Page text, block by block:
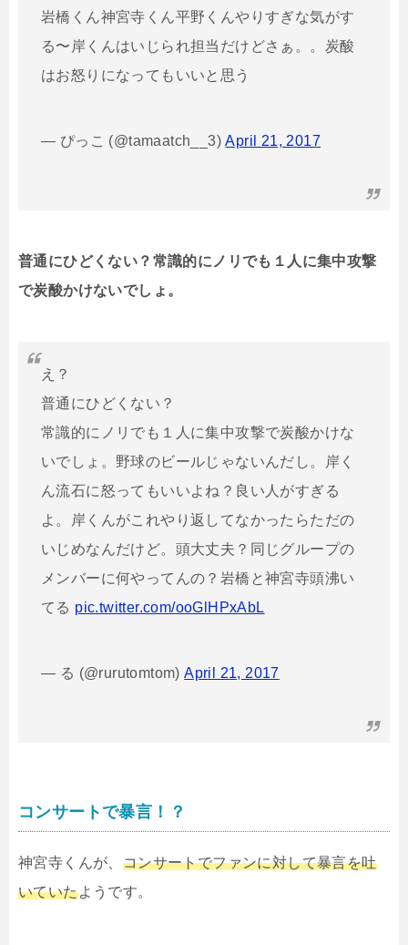
岩橋くん神宮寺くん平野くんやりすぎな気がす
る〜岸くんはいじられ担当だけどさぁ。。炭酸
はお怒りになってもいいと思う
— ぴっこ (@tamaatch__3)April 21, 2017
普通にひどくない？常識的にノリでも１人に集中攻撃
で炭酸かけないでしょ。
え？
普通にひどくない？
常識的にノリでも１人に集中攻撃で炭酸かけな
いでしょ。野球のビールじゃないんだし。岸く
ん流石に怒ってもいいよね？良い人がすぎる
よ。岸くんがこれやり返してなかったらただの
いじめなんだけど。頭大丈夫？同じグループの
メンバーに何やってんの？岩橋と神宮寺頭沸い
てる pic.twitter.com/ooGlHPxAbL
— る (@rurutomtom)April 21, 2017
コンサートで暴言！？
神宮寺くんが、 コンサートでファンに対して暴言を吐
いていたようです。